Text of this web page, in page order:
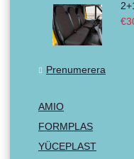
Prenumerera
AMIO
FORMPLAS
YÜCEPLAST